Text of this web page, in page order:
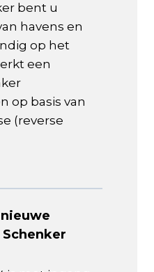
bent u
havens en
op het
een
op basis van
(reverse